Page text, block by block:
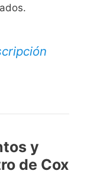
y
de Cox